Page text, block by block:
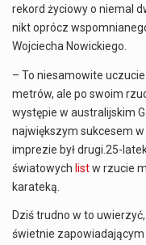
rekord życiowy o niemal
nikt oprócz
Wojciecha Nowickiego.
– To niesamowite
metrów, ale po swoim
występie w australijskim
największym sukcesem
imprezie był drugi.25-
światowych listw rzucie
karateką.
Dziś trudno w to
świetnie zapowiadającym